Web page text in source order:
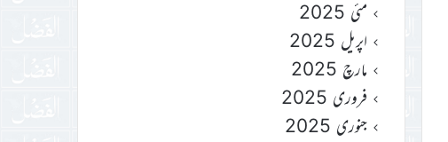
مئی 2025
اپریل 2025
مارچ 2025
فروری 2025
جنوری 2025